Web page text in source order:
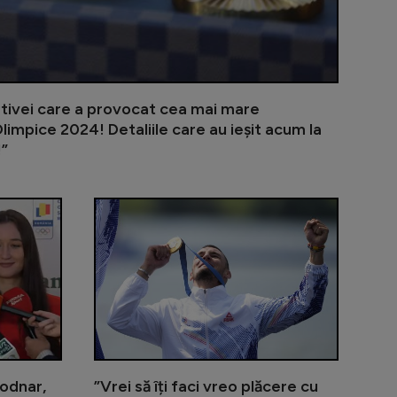
care a provocat cea mai mare
2024! Detaliile care au ieșit acum la
față în față cu Trump: "Uriaș! Primul președinte al
Medaliile de la JO 2024 au ajuns "piele de
”Vrei să îți faci vreo plăcere cu